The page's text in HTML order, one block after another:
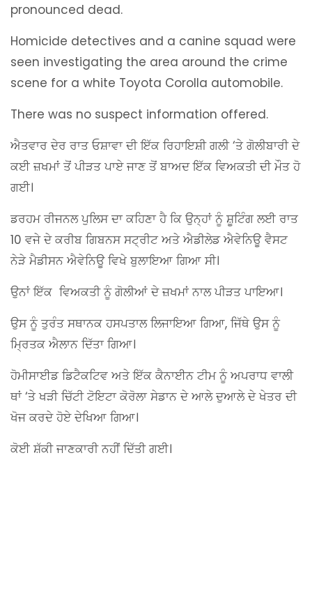
pronounced dead.
Homicide detectives and a canine squad were
seen investigating the area around the crime
scene for a white Toyota Corolla automobile.
There was no suspect information offered.
ਐਤਵਾਰ ਦੇਰ ਰਾਤ ਓਸ਼ਾਵਾ ਦੀ ਇੱਕ ਰਿਹਾਇਸ਼ੀ ਗਲੀ ‘ਤੇ ਗੋਲੀਬਾਰੀ ਦੇ
ਕਈ ਜ਼ਖਮਾਂ ਤੋਂ ਪੀੜਤ ਪਾਏ ਜਾਣ ਤੋਂ ਬਾਅਦ ਇੱਕ ਵਿਅਕਤੀ ਦੀ ਮੌਤ ਹੋ
ਗਈ।
ਡਰਹਮ ਰੀਜਨਲ ਪੁਲਿਸ ਦਾ ਕਹਿਣਾ ਹੈ ਕਿ ਉਨ੍ਹਾਂ ਨੂੰ ਸ਼ੂਟਿੰਗ ਲਈ ਰਾਤ
10 ਵਜੇ ਦੇ ਕਰੀਬ ਗਿਬਨਸ ਸਟ੍ਰੀਟ ਅਤੇ ਐਡੀਲੇਡ ਐਵੇਨਿਊ ਵੈਸਟ
ਨੇੜੇ ਮੈਡੀਸਨ ਐਵੇਨਿਊ ਵਿਖੇ ਬੁਲਾਇਆ ਗਿਆ ਸੀ।
ਉਨਾਂ ਇੱਕ ਵਿਅਕਤੀ ਨੂੰ ਗੋਲੀਆਂ ਦੇ ਜ਼ਖਮਾਂ ਨਾਲ ਪੀੜਤ ਪਾਇਆ।
ਉਸ ਨੂੰ ਤੁਰੰਤ ਸਥਾਨਕ ਹਸਪਤਾਲ ਲਿਜਾਇਆ ਗਿਆ, ਜਿੱਥੇ ਉਸ ਨੂੰ
ਮ੍ਰਿਤਕ ਐਲਾਨ ਦਿੱਤਾ ਗਿਆ।
ਹੋਮੀਸਾਈਡ ਡਿਟੈਕਟਿਵ ਅਤੇ ਇੱਕ ਕੈਨਾਈਨ ਟੀਮ ਨੂੰ ਅਪਰਾਧ ਵਾਲੀ
ਥਾਂ ‘ਤੇ ਖੜੀ ਚਿੱਟੀ ਟੋਇਟਾ ਕੋਰੋਲਾ ਸੇਡਾਨ ਦੇ ਆਲੇ ਦੁਆਲੇ ਦੇ ਖੇਤਰ ਦੀ
ਖੋਜ ਕਰਦੇ ਹੋਏ ਦੇਖਿਆ ਗਿਆ।
ਕੋਈ ਸ਼ੱਕੀ ਜਾਣਕਾਰੀ ਨਹੀਂ ਦਿੱਤੀ ਗਈ।